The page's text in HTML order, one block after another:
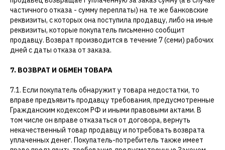
частичного отказа - сумму переплаты) на те же банковские
реквизиты, с которых она поступила продавцу, либо на иные
реквизиты, которые покупатель письменно сообщит
продавцу. Возврат производится в течение 7 (семи) рабочих
дней с даты отказа от заказа.
7. ВОЗВРАТ И ОБМЕН ТОВАРА
7.1. Если покупатель обнаружит у товара недостатки, то
вправе предъявить продавцу требования, предусмотренные
Гражданским кодексом РФ и иными правовыми актами. В
том числе он вправе отказаться от договора, вернуть
некачественный товар продавцу и потребовать возврата
уплаченных денег. Покупатель-потребитель также имеет